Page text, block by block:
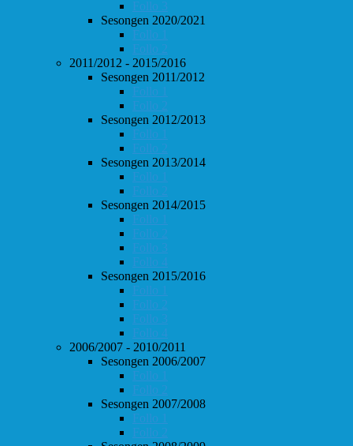
Follo 3
Sesongen 2020/2021
Follo 1
Follo 2
2011/2012 - 2015/2016
Sesongen 2011/2012
Follo 1
Follo 2
Sesongen 2012/2013
Follo 1
Follo 2
Sesongen 2013/2014
Follo 1
Follo 2
Sesongen 2014/2015
Follo 1
Follo 2
Follo 3
Follo 4
Sesongen 2015/2016
Follo 1
Follo 2
Follo 3
Follo 4
2006/2007 - 2010/2011
Sesongen 2006/2007
Follo 1
Follo 2
Sesongen 2007/2008
Follo 1
Follo 2